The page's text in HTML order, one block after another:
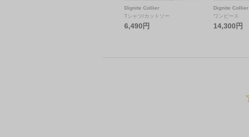
Dignite Collier
Tシャツ/カットソー
6,490円
Dignite Collier
ワンピース
14,300円